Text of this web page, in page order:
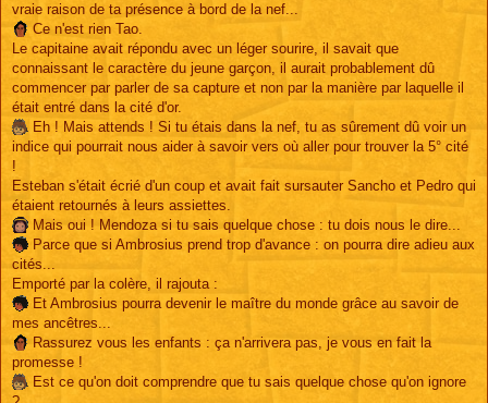
vraie raison de ta présence à bord de la nef...
Ce n'est rien Tao.
Le capitaine avait répondu avec un léger sourire, il savait que
connaissant le caractère du jeune garçon, il aurait probablement dû
commencer par parler de sa capture et non par la manière par laquelle il
était entré dans la cité d'or.
Eh ! Mais attends ! Si tu étais dans la nef, tu as sûrement dû voir un
indice qui pourrait nous aider à savoir vers où aller pour trouver la 5° cité
!
Esteban s'était écrié d'un coup et avait fait sursauter Sancho et Pedro qui
étaient retournés à leurs assiettes.
Mais oui ! Mendoza si tu sais quelque chose : tu dois nous le dire...
Parce que si Ambrosius prend trop d'avance : on pourra dire adieu aux
cités...
Emporté par la colère, il rajouta :
Et Ambrosius pourra devenir le maître du monde grâce au savoir de
mes ancêtres...
Rassurez vous les enfants : ça n'arrivera pas, je vous en fait la
promesse !
Est ce qu'on doit comprendre que tu sais quelque chose qu'on ignore